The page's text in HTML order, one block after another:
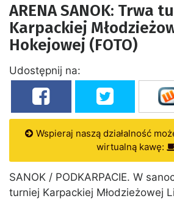
ARENA SANOK: Trwa
Karpackiej
Hokejowej (FOTO)
Udostępnij na:
Wspieraj naszą działalność
wirtualną kawę:
SANOK / PODKARPACIE. W
turniej Karpackiej Młodzieżowej